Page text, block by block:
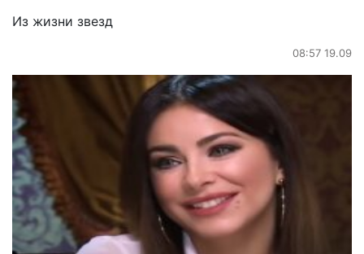
Из жизни звезд
08:57 19.09